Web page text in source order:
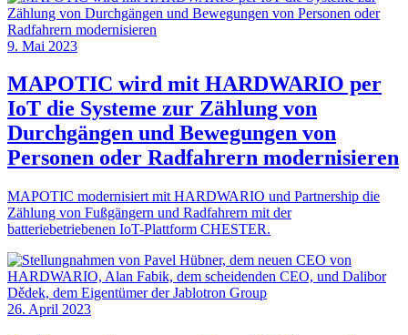
9. Mai 2023
MAPOTIC wird mit HARDWARIO per
IoT die Systeme zur Zählung von
Durchgängen und Bewegungen von
Personen oder Radfahrern modernisieren
MAPOTIC modernisiert mit HARDWARIO und Partnership die
Zählung von Fußgängern und Radfahrern mit der
batteriebetriebenen IoT-Plattform CHESTER.
26. April 2023